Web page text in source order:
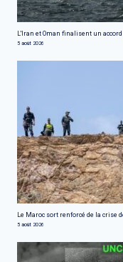
L'Iran et Oman finalisent un
5 août 2026
Le Maroc sort renforcé de la crise
5 août 2026